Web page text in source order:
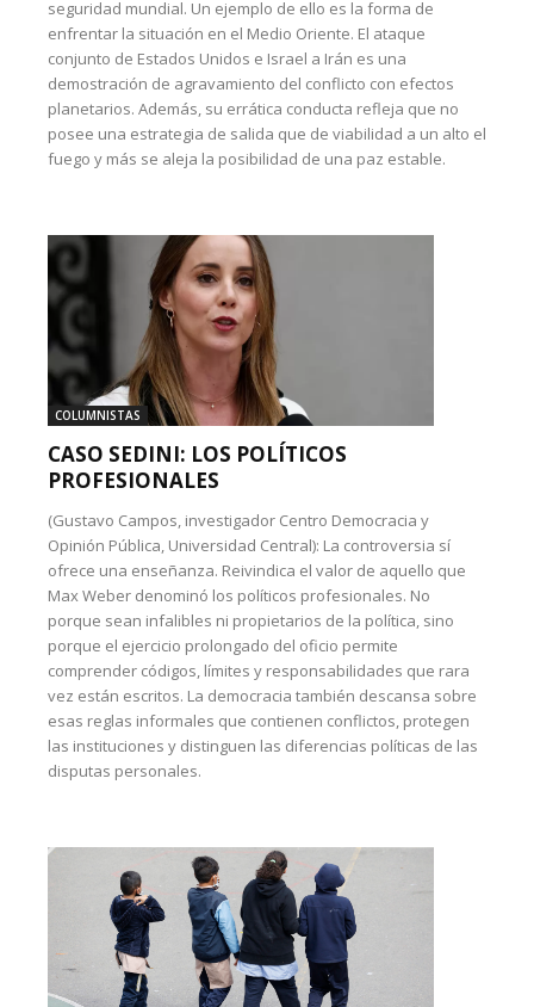
seguridad mundial. Un ejemplo de ello es la forma de
enfrentar la situación en el Medio Oriente. El ataque
conjunto de Estados Unidos e Israel a Irán es una
demostración de agravamiento del conflicto con efectos
planetarios. Además, su errática conducta refleja que no
posee una estrategia de salida que de viabilidad a un alto el
fuego y más se aleja la posibilidad de una paz estable.
COLUMNISTAS
CASO SEDINI: LOS POLÍTICOS
PROFESIONALES
(Gustavo Campos, investigador Centro Democracia y
Opinión Pública, Universidad Central): La controversia sí
ofrece una enseñanza. Reivindica el valor de aquello que
Max Weber denominó los políticos profesionales. No
porque sean infalibles ni propietarios de la política, sino
porque el ejercicio prolongado del oficio permite
comprender códigos, límites y responsabilidades que rara
vez están escritos. La democracia también descansa sobre
esas reglas informales que contienen conflictos, protegen
las instituciones y distinguen las diferencias políticas de las
disputas personales.